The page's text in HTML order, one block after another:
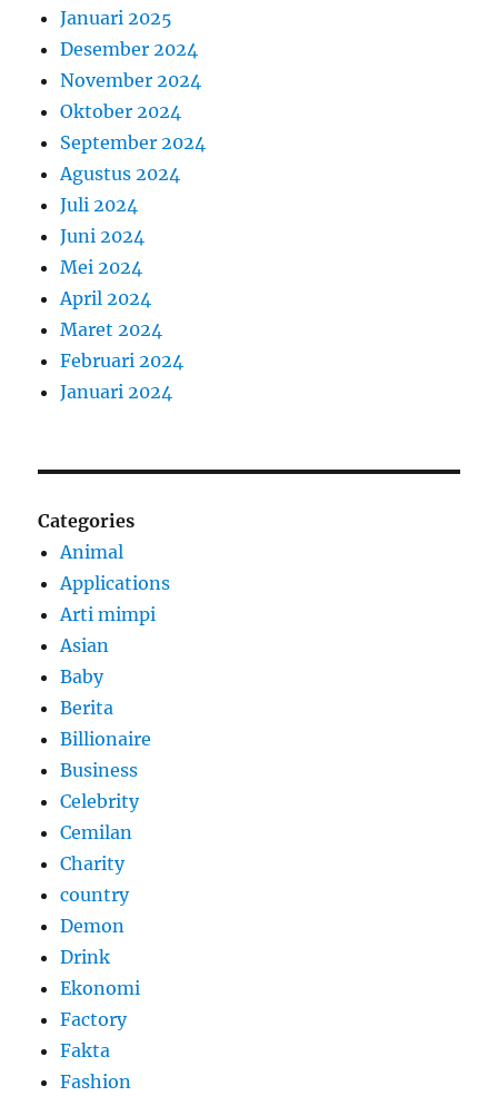
Januari 2025
Desember 2024
November 2024
Oktober 2024
September 2024
Agustus 2024
Juli 2024
Juni 2024
Mei 2024
April 2024
Maret 2024
Februari 2024
Januari 2024
Categories
Animal
Applications
Arti mimpi
Asian
Baby
Berita
Billionaire
Business
Celebrity
Cemilan
Charity
country
Demon
Drink
Ekonomi
Factory
Fakta
Fashion